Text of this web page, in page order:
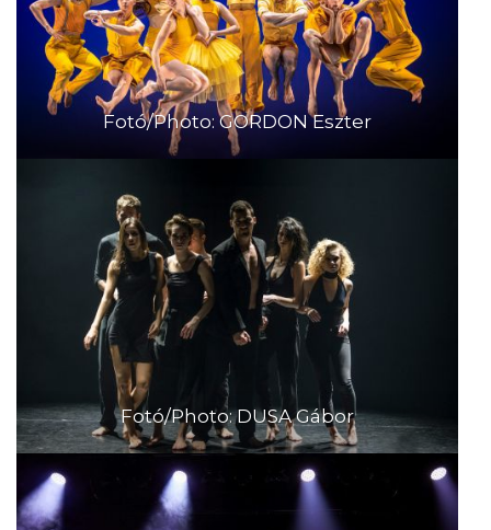
Fotó/Photo: GORDON Eszter
Fotó/Photo: DUSA Gábor